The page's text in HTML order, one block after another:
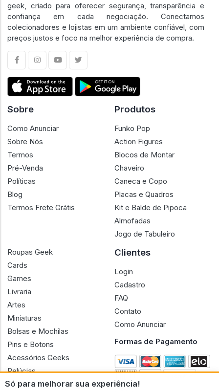
Só para melhorar sua experiência!
geek, criado para oferecer segurança, transparência e
confiança em cada negociação. Conectamos
colecionadores e lojistas em um ambiente confiável, com
preços justos e foco na melhor experiência de compra.
Sobre
Como Anunciar
Sobre Nós
Termos
Pré-Venda
Políticas
Blog
Termos Frete Grátis
Produtos
Funko Pop
Action Figures
Blocos de Montar
Chaveiro
Caneca e Copo
Placas e Quadros
Kit e Balde de Pipoca
Almofadas
Jogo de Tabuleiro
Roupas Geek
Cards
Games
Livraria
Artes
Miniaturas
Bolsas e Mochilas
Pins e Botons
Acessórios Geeks
Pelúcias
Bonecas
Clientes
Login
Cadastro
FAQ
Contato
Como Anunciar
Formas de Pagamento